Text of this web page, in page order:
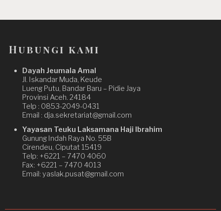
Hubungi kami
Dayah Jeumala Amal
Jl. Iskandar Muda, Keude
Lueng Putu, Bandar Baru – Pidie Jaya
Provinsi Aceh. 24184
Telp : 0853-2049-0431
Email : dja.sekretariat@gmail.com
Yayasan Teuku Laksamana Haji Ibrahim
Gunung Indah Raya No. 55B
Cirendeu, Ciputat 15419
Telp: +6221 – 7470 4060
Fax: +6221 – 7470 4013
Email: yaslak.pusat@gmail.com